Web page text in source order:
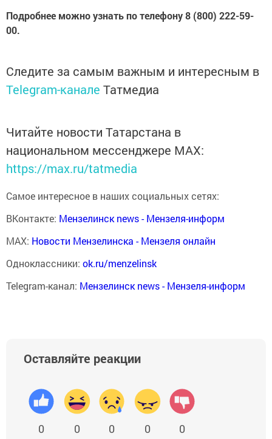
Подробнее можно узнать по телефону 8 (800) 222-59-
00.
Следите за самым важным и интересным в
Telegram-канале Татмедиа
Читайте новости Татарстана в
национальном мессенджере MАХ:
https://max.ru/tatmedia
Самое интересное в наших социальных сетях:
ВКонтакте: Мензелинск news - Мензеля-информ
MAX: Новости Мензелинска - Мензеля онлайн
Одноклассники: ok.ru/menzelinsk
Telegram-канал: Мензелинск news - Мензеля-информ
Оставляйте реакции
0 0 0 0 0